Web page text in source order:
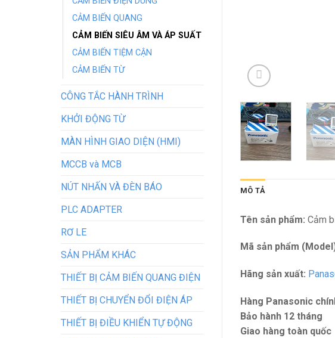
CẢM BIẾN QUANG
CẢM BIẾN SIÊU ÂM VÀ ÁP SUẤT
CẢM BIẾN TIỆM CẬN
CẢM BIẾN TỪ
CÔNG TẮC HÀNH TRÌNH
KHỞI ĐỘNG TỪ
MÀN HÌNH GIAO DIỆN (HMI)
MCCB và MCB
NÚT NHẤN VÀ ĐÈN BÁO
PLC ADAPTER
RƠ LE
SẢN PHẨM KHÁC
THIẾT BỊ CẢM BIẾN QUANG ĐIỆN
THIẾT BỊ CHUYỂN ĐỔI ĐIỆN ÁP
THIẾT BỊ ĐIỀU KHIỂN TỰ ĐỘNG
MÔ TẢ
Tên sản phẩm: Cảm
Mã sản phẩm
Hãng sản xuất:
Hàng Panasonic
Bảo hành 12 tháng
Giao hàng toàn quốc